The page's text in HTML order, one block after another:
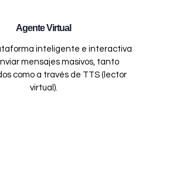
Agente Virtual
inteligente e interactiva
mensajes masivos, tanto
como a través de TTS (lector
virtual).